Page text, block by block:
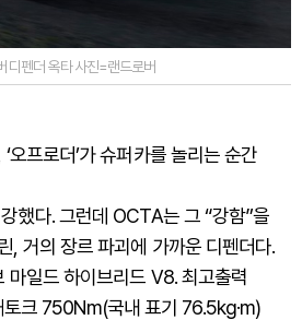
디펜더 옥타 사진=랜드로버
오프로더’가 슈퍼카를 놀리는 순간
했다. 그런데 OCTA는 그 “강함”을
, 거의 장르 파괴에 가까운 디펜더다.
마일드 하이브리드 V8. 최고출력
크 750Nm(국내 표기 76.5kg·m)